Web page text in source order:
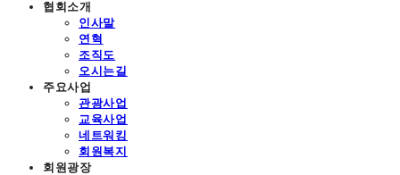
협회소개
인사말
연혁
조직도
오시는길
주요사업
관광사업
교육사업
네트워킹
회원복지
회원광장